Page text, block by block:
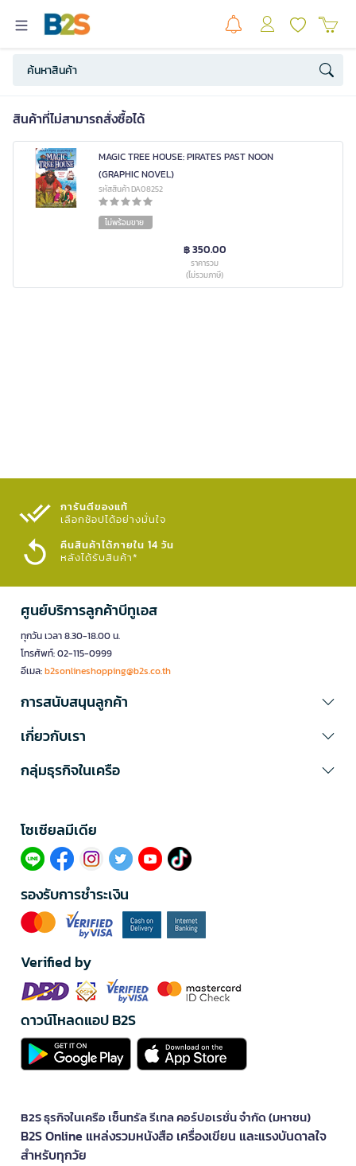
สินค้าที่ไม่สามารถสั่งซื้อได้
MAGIC TREE HOUSE: PIRATES PAST NOON
(GRAPHIC NOVEL)
รหัสสินค้า DA08252
ไม่พร้อมขาย
฿ 350.00
ราคารวม
(ไม่รวมภาษี)
การันตีของแท้
เลือกช้อปได้อย่างมั่นใจ​
คืนสินค้าได้ภายใน 14 วัน
หลังได้รับสินค้า*
ศูนย์บริการลูกค้าบีทูเอส
ทุกวัน เวลา 8.30-18.00 น.
โทรศัพท์: 02-115-0999
อีเมล:b2sonlineshopping@b2s.co.th
การสนับสนุนลูกค้า
เกี่ยวกับเรา
กลุ่มธุรกิจในเครือ
โซเซียลมีเดีย​
รองรับการชำระเงิน
Verified by
ดาวน์โหลดแอป B2S
B2S ธุรกิจในเครือ เซ็นทรัล รีเทล คอร์ปอเรชั่น จำกัด (มหาชน)
B2S Online แหล่งรวมหนังสือ เครื่องเขียน และแรงบันดาลใจ
สำหรับทุกวัย